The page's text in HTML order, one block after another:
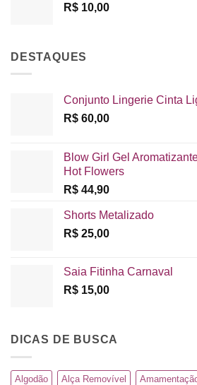
R$ 10,00
DESTAQUES
Conjunto Lingerie Cinta
R$ 60,00
Blow Girl Gel
Hot Flowers
R$ 44,90
Shorts Metalizado
R$ 25,00
Saia Fitinha Carnaval
R$ 15,00
DICAS DE BUSCA
Algodão Alça Removível